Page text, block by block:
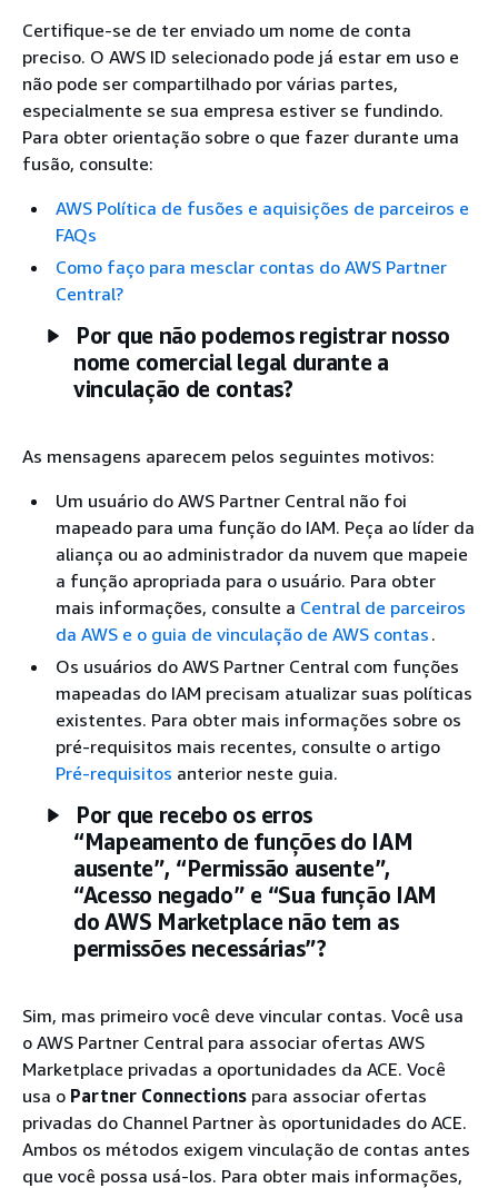
Certifique-se de ter enviado um nome de conta
preciso. O AWS ID selecionado pode já estar em uso e
não pode ser compartilhado por várias partes,
especialmente se sua empresa estiver se fundindo.
Para obter orientação sobre o que fazer durante uma
fusão, consulte:
AWS Política de fusões e aquisições de parceiros e
FAQs
Como faço para mesclar contas do AWS Partner
Central?
Por que não podemos registrar nosso
nome comercial legal durante a
vinculação de contas?
As mensagens aparecem pelos seguintes motivos:
Um usuário do AWS Partner Central não foi
mapeado para uma função do IAM. Peça ao líder da
aliança ou ao administrador da nuvem que mapeie
a função apropriada para o usuário. Para obter
mais informações, consulte a Central de parceiros
da AWS e o guia de vinculação de AWS contas .
Os usuários do AWS Partner Central com funções
mapeadas do IAM precisam atualizar suas políticas
existentes. Para obter mais informações sobre os
pré-requisitos mais recentes, consulte o artigo
Pré-requisitos anterior neste guia.
Por que recebo os erros
“Mapeamento de funções do IAM
ausente”, “Permissão ausente”,
“Acesso negado” e “Sua função IAM
do AWS Marketplace não tem as
permissões necessárias”?
Sim, mas primeiro você deve vincular contas. Você usa
o AWS Partner Central para associar ofertas AWS
Marketplace privadas a oportunidades da ACE. Você
usa o Partner Connections para associar ofertas
privadas do Channel Partner às oportunidades do ACE.
Ambos os métodos exigem vinculação de contas antes
que você possa usá-los. Para obter mais informações,